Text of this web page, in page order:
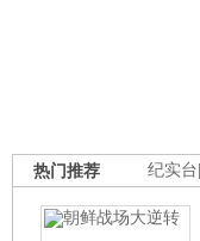
纪实台
热门推荐